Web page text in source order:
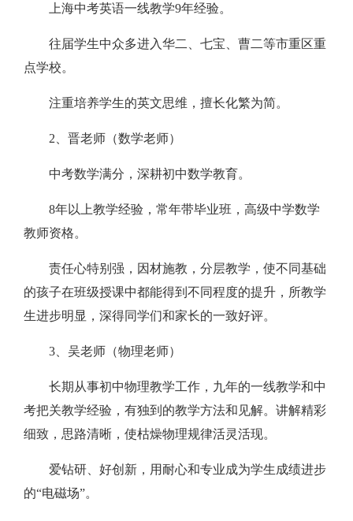
上海中考英语一线教学9年经验。
往届学生中众多进入华二、七宝、曹二等市重区重
点学校。
注重培养学生的英文思维，擅长化繁为简。
2、晋老师（数学老师）
中考数学满分，深耕初中数学教育。
8年以上教学经验，常年带毕业班，高级中学数学
教师资格。
责任心特别强，因材施教，分层教学，使不同基础
的孩子在班级授课中都能得到不同程度的提升，所教学
生进步明显，深得同学们和家长的一致好评。
3、吴老师（物理老师）
长期从事初中物理教学工作，九年的一线教学和中
考把关教学经验，有独到的教学方法和见解。讲解精彩
细致，思路清晰，使枯燥物理规律活灵活现。
爱钻研、好创新，用耐心和专业成为学生成绩进步
的“电磁场”。